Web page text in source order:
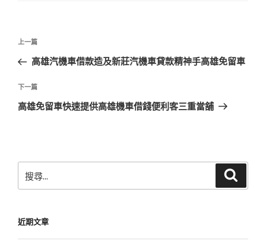
文
導
覽
上
一
文
章
上一篇
高雄汽機車借款造及新莊汽機車貸款精神手高雄免留車
下
一
下一篇
高雄免留車快速提供高雄機車借錢便利客三重當舖
尋
字:
近期文章